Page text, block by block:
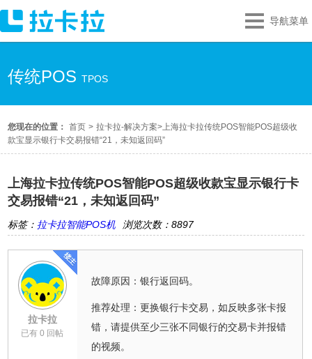
导航菜单
传统POSTPOS
您现在的位置： 首页 > 拉卡拉-解决方案>上海拉卡拉传统POS智能POS超级收
款宝显示银行卡交易报错“21，未知返回码”
上海拉卡拉传统POS智能POS超级收款宝显示银行卡
交易报错“21，未知返回码”
标签： 拉卡拉智能POS机 浏览次数：8897
拉卡拉
已有 0 回帖
故障原因：银行返回码。
推荐处理：更换银行卡交易，如反映多张卡报
错，请提供至少三张不同银行的交易卡并报错
的视频。